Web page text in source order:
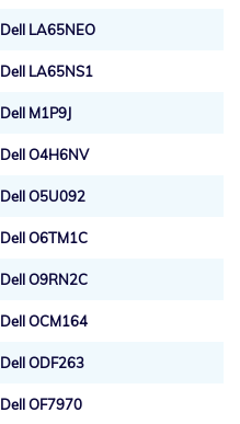
Dell LA65NEO
Dell LA65NS1
Dell M1P9J
Dell O4H6NV
Dell O5U092
Dell O6TM1C
Dell O9RN2C
Dell OCM164
Dell ODF263
Dell OF7970